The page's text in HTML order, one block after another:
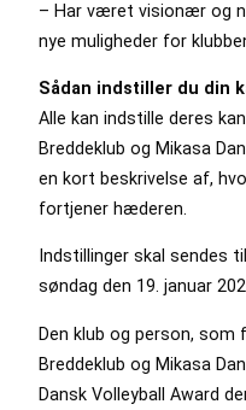
– Har været visionær og
nye muligheder for
Sådan indstiller du din
Alle kan indstille deres
Breddeklub og Mikasa
en kort beskrivelse af,
fortjener hæderen.
Indstillinger skal sendes
søndag den 19. januar
Den klub og person,
Breddeklub og Mikasa
Dansk Volleyball Award